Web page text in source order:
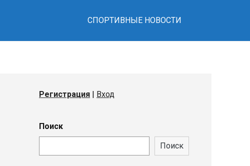
СПОРТИВНЫЕ НОВОСТИ
Регистрация | Вход
Поиск
Поиск
обыграл 36-го
BNL d’Italia —
6/1, 6/4.